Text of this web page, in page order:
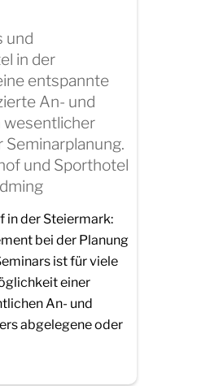
und
in der
entspannte
An- und
wesentlicher
und Sporthotel
in der Steiermark:
bei der Planung
ist für viele
einer
An- und
abgelegene oder